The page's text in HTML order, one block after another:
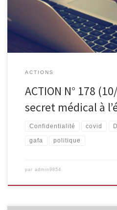
prestataires – interpellation
confidentiels pour les dossiers
ACTIONS
ACTION N° 178
secret médical à
Confidentialité covid
gafa politique
par admin9854